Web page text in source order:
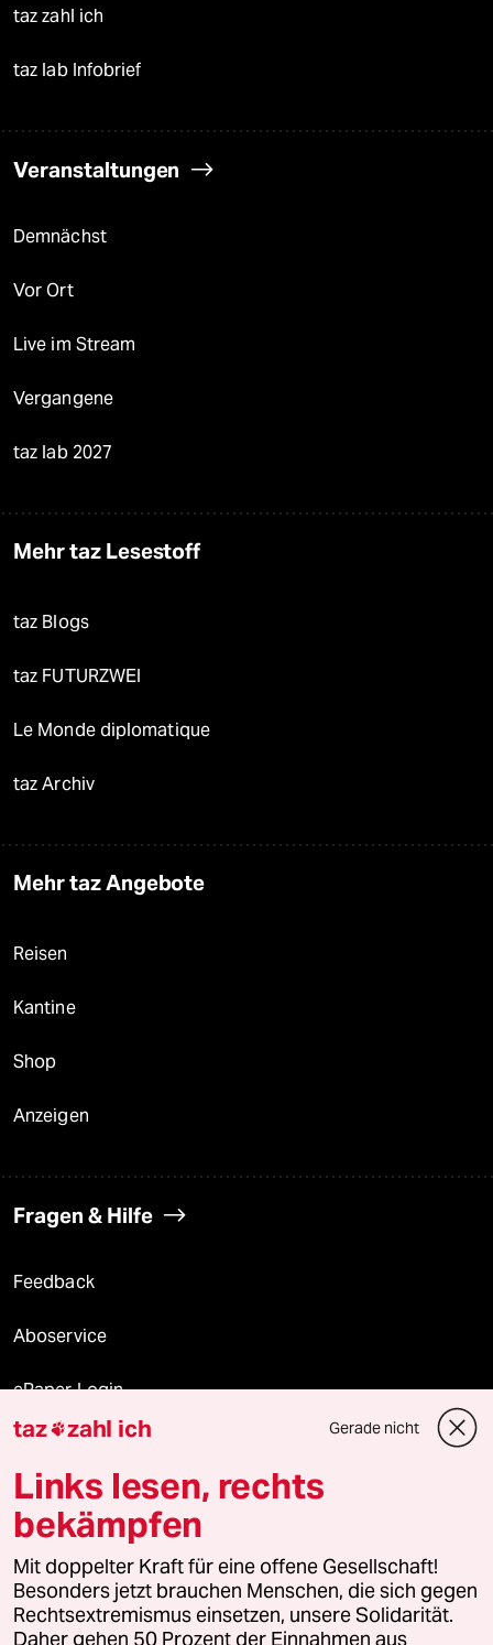
taz zahl ich
taz lab Infobrief
Veranstaltungen
Demnächst
Vor Ort
Live im Stream
Vergangene
taz lab 2027
Mehr taz Lesestoff
taz Blogs
taz FUTURZWEI
Le Monde diplomatique
taz Archiv
Mehr taz Angebote
Reisen
Kantine
Shop
Anzeigen
Fragen & Hilfe
Feedback
Aboservice
ePaper Login
Downloads für Abonnierende
© 2026 taz Verlags und Vertriebs GmbH
Alle Rechte vorbehalten. Bei rechtlichen Fragen oder für Genehmigungen
wenden Sie sich bitte an
lizenzen@taz.de
taz zahl ich Gerade nicht
Links lesen, rechts
bekämpfen
Mit doppelter Kraft für eine offene Gesellschaft!
Besonders jetzt brauchen Menschen, die sich gegen
Rechtsextremismus einsetzen, unsere Solidarität.
Daher gehen 50 Prozent der Einnahmen aus